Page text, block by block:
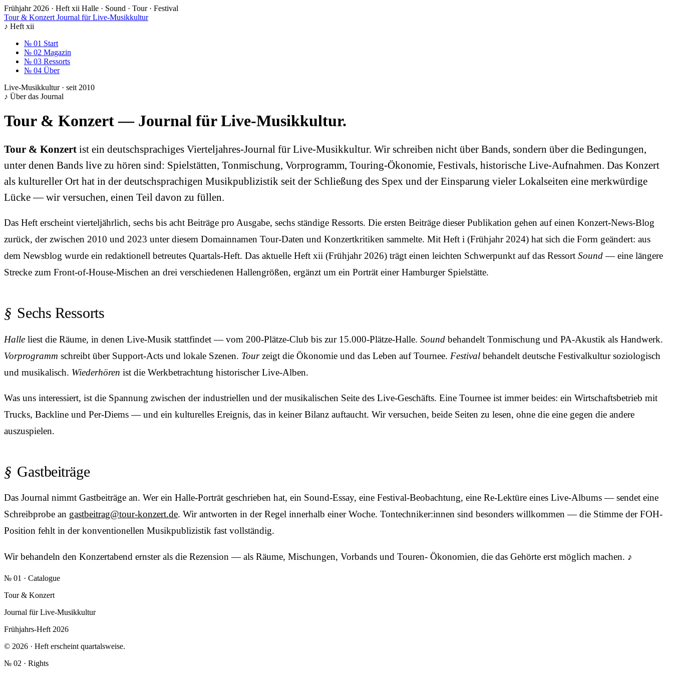
Frühjahr 2026 · Heft xii Halle · Sound · Tour · Festival
Tour & Konzert Journal für Live-Musikkultur
♪ Heft xii
№ 01 Start
№ 02 Magazin
№ 03 Ressorts
№ 04 Über
Live-Musikkultur · seit 2010
♪ Über das Journal
Tour & Konzert — Journal fürLive-Musikkultur.
Tour & Konzert ist ein deutschsprachiges Vierteljahres-Journal für Live-Musikkultur. Wir schreiben nicht über Bands, sondern über die Bedingungen,
unter denen Bands live zu hören sind: Spielstätten, Tonmischung, Vorprogramm, Touring-Ökonomie, Festivals, historische Live-Aufnahmen. Das Konzert
als kultureller Ort hat in der deutschsprachigen Musikpublizistik seit der Schließung des Spex und der Einsparung vieler Lokalseiten eine merkwürdige
Lücke — wir versuchen, einen Teil davon zu füllen.
Das Heft erscheint vierteljährlich, sechs bis acht Beiträge pro Ausgabe, sechs ständige Ressorts. Die ersten Beiträge dieser Publikation gehen auf einen Konzert-News-Blog
zurück, der zwischen 2010 und 2023 unter diesem Domainnamen Tour-Daten und Konzertkritiken sammelte. Mit Heft i (Frühjahr 2024) hat sich die Form geändert: aus
dem Newsblog wurde ein redaktionell betreutes Quartals-Heft. Das aktuelle Heft xii (Frühjahr 2026) trägt einen leichten Schwerpunkt auf das Ressort Sound— eine längere
Strecke zum Front-of-House-Mischen an drei verschiedenen Hallengrößen, ergänzt um ein Porträt einer Hamburger Spielstätte.
Sechs Ressorts
Halle liest die Räume, in denen Live-Musik stattfindet — vom 200-Plätze-Club bis zur 15.000-Plätze-Halle. Sound behandelt Tonmischung und PA-Akustik als Handwerk.
Vorprogramm schreibt über Support-Acts und lokale Szenen. Tourzeigt die Ökonomie und das Leben auf Tournee. Festival behandelt deutsche Festivalkultur soziologisch
und musikalisch. Wiederhören ist die Werkbetrachtung historischer Live-Alben.
Was uns interessiert, ist die Spannung zwischen der industriellen und der musikalischen Seite des Live-Geschäfts. Eine Tournee ist immer beides: ein Wirtschaftsbetrieb mit
Trucks, Backline und Per-Diems — und ein kulturelles Ereignis, das in keiner Bilanz auftaucht. Wir versuchen, beide Seiten zu lesen, ohne die eine gegen die andere
auszuspielen.
Gastbeiträge
Das Journal nimmt Gastbeiträge an. Wer ein Halle-Porträt geschrieben hat, ein Sound-Essay, eine Festival-Beobachtung, eine Re-Lektüre eines Live-Albums — sendet eine
Schreibprobe an gastbeitrag@tour-konzert.de. Wir antworten in der Regel innerhalb einer Woche. Tontechniker:innen sind besonders willkommen — die Stimme der FOH-
Position fehlt in der konventionellen Musikpublizistik fast vollständig.
Wir behandeln den Konzertabend ernster als die Rezension — als Räume, Mischungen, Vorbands und Touren- Ökonomien, die das Gehörte erst möglich machen. ♪
№ 01 · Catalogue
Tour & Konzert
Journal für Live-Musikkultur
Frühjahrs-Heft 2026
© 2026 · Heft erscheint quartalsweise.
№ 02 · Rights